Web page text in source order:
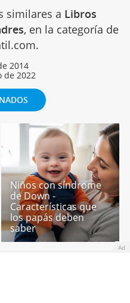
similares a Libros
, en la categoría de
2014
de 2022
Niños con síndrome
de Down -
Características que
los papás deben
saber
Ad